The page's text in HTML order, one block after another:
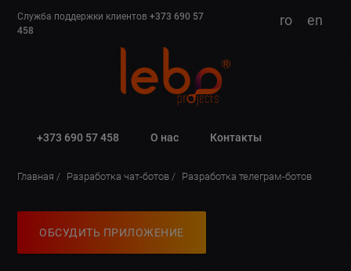
Служба поддержки клиентов+373 690 57
458
ro en
+373 690 57 458 О нас Контакты
Главная Разработка чат-ботов Разработка телеграм-ботов
ОБСУДИТЬ ПРИЛОЖЕНИЕ